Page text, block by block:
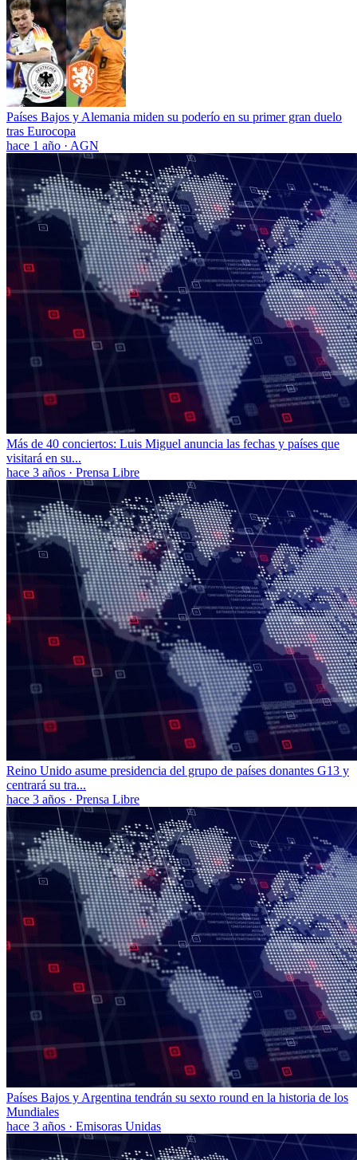
Países Bajos y Alemania miden su poderío en su primer gran duelo
tras Eurocopa
hace 1 año · AGN
Más de 40 conciertos: Luis Miguel anuncia las fechas y países que
visitará en su...
hace 3 años · Prensa Libre
Reino Unido asume presidencia del grupo de países donantes G13 y
centrará su tra...
hace 3 años · Prensa Libre
Países Bajos y Argentina tendrán su sexto round en la historia de los
Mundiales
hace 3 años · Emisoras Unidas